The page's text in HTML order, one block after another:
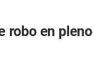
robo en pleno